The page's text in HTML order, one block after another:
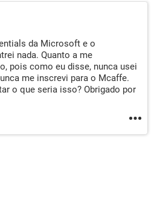
da Microsoft e o
nada. Quanto a me
pois como eu disse, nunca usei
me inscrevi para o Mcaffe.
o que seria isso? Obrigado por